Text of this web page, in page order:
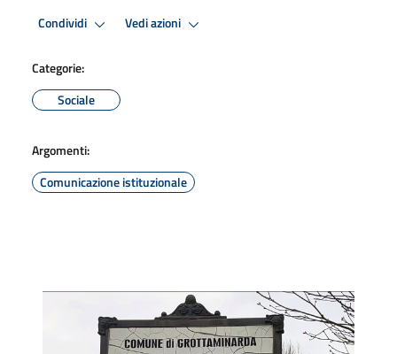
Condividi Vedi azioni
Categorie:
Sociale
Argomenti:
Comunicazione istituzionale